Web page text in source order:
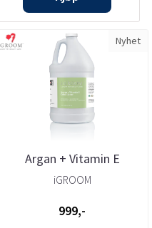
Nyhet
Argan + Vitamin E
Conditioner 3,8l, iGROOM
iGROOM
999,-